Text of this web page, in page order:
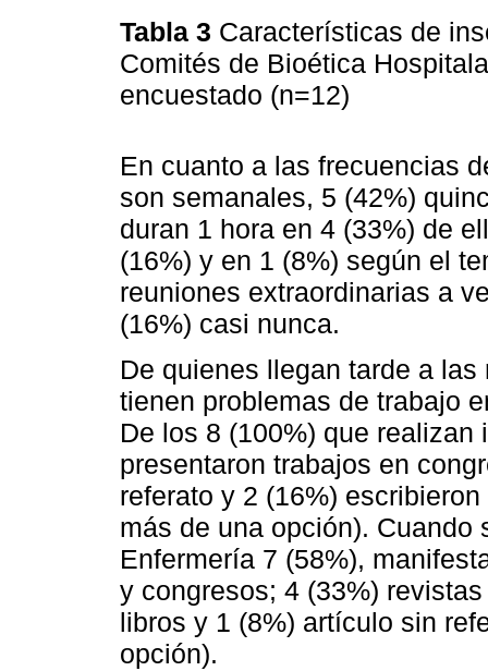
Tabla 3 Características de
Comités de Bioética
encuestado (n=12)
En cuanto a las frecuencias
son semanales, 5 (42%)
duran 1 hora en 4 (33%) de
(16%) y en 1 (8%) según el
reuniones extraordinarias a
(16%) casi nunca.
De quienes llegan tarde a
tienen problemas de trabajo
De los 8 (100%) que
presentaron trabajos en
referato y 2 (16%)
más de una opción). Cuando
Enfermería 7 (58%),
y congresos; 4 (33%)
libros y 1 (8%) artículo sin
opción).